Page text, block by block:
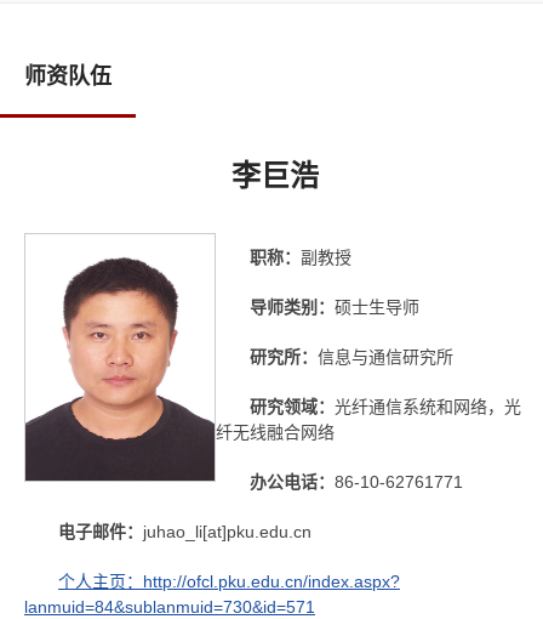
师资队伍
李巨浩
职称： 副教授
导师类别： 硕士生导师
研究所： 信息与通信研究所
研究领域： 光纤通信系统和网络，光
纤无线融合网络
办公电话： 86-10-62761771
电子邮件： juhao_li[at]pku.edu.cn
个人主页：http://ofcl.pku.edu.cn/index.aspx?
lanmuid=84&sublanmuid=730&id=571